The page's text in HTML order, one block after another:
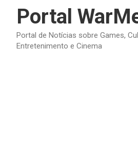
Portal
Portal de Notícias sobre Games,
Entretenimento e Cinema